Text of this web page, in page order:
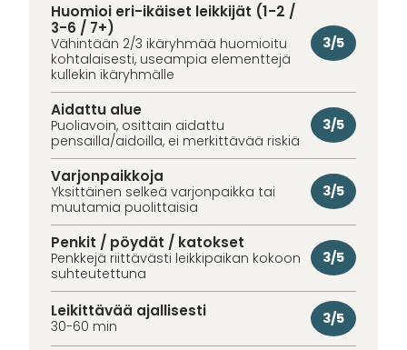
Huomioi eri-ikäiset leikkijät (1-2 /
3-6 / 7+)
Vähintään 2/3 ikäryhmää huomioitu
kohtalaisesti, useampia elementtejä
kullekin ikäryhmälle
3/5
Aidattu alue
Puoliavoin, osittain aidattu
pensailla/aidoilla, ei merkittävää riskiä
3/5
Varjonpaikkoja
Yksittäinen selkeä varjonpaikka tai
muutamia puolittaisia
3/5
Penkit / pöydät / katokset
Penkkejä riittävästi leikkipaikan kokoon
suhteutettuna
3/5
Leikittävää ajallisesti
30-60 min 3/5